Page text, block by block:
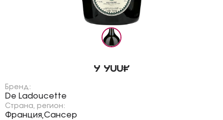
9 900₽
Бренд:
De Ladoucette
Страна, регион:
Франция,Сансер